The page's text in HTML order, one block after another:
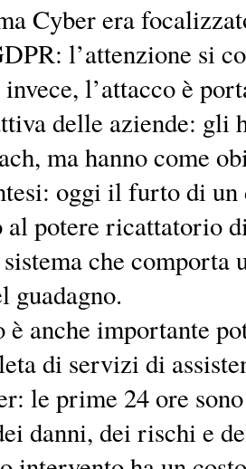
Cyber era
l’attenzione si
l’attacco è
delle aziende: gli
ma hanno come
oggi il furto di un
potere ricattatorio
che comporta
guadagno.
è anche importante
di servizi di
le prime 24 ore
danni, dei rischi e